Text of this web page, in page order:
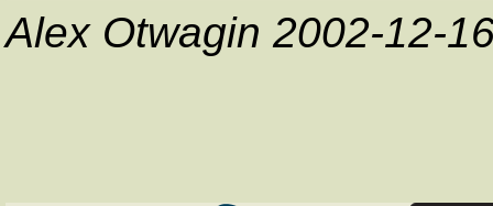
Alex Otwagin 2002-12-